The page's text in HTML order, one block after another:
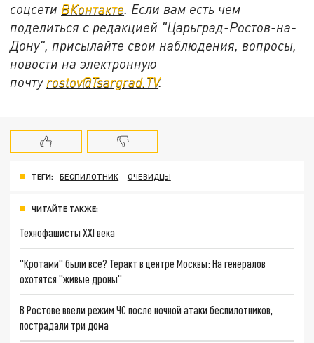
соцсети ВКонтакте. Если вам есть чем
поделиться с редакцией "Царьград-Ростов-на-
Дону", присылайте свои наблюдения, вопросы,
новости на электронную
почту rostov@Tsargrad.ТV.
ТЕГИ: БЕСПИЛОТНИК ОЧЕВИДЦЫ
ЧИТАЙТЕ ТАКЖЕ:
Технофашисты XXI века
"Кротами" были все? Теракт в центре Москвы: На генералов
охотятся "живые дроны"
В Ростове ввели режим ЧС после ночной атаки беспилотников,
пострадали три дома